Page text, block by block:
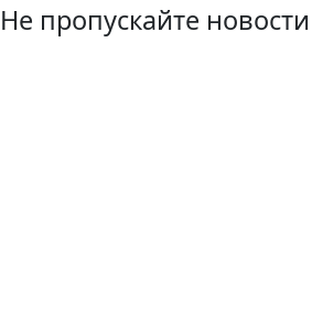
Не пропускайте новости